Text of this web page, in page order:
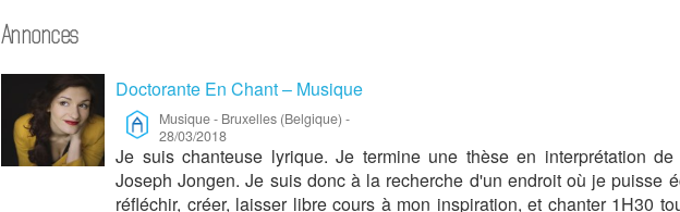
Annonces
Doctorante En Chant – Musique
Musique- Bruxelles (Belgique) -
28/03/2018
Je suis chanteuse lyrique. Je termine une thèse en interprétation
Joseph Jongen. Je suis donc à la recherche d'un endroit où je puisse
réfléchir, créer, laisser libre cours à mon inspiration, et chanter 1H30